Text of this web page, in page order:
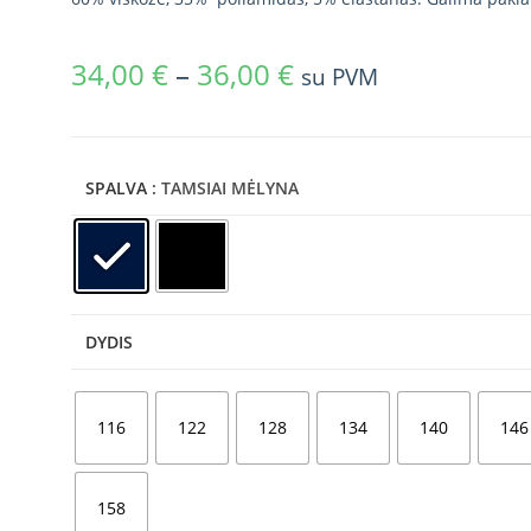
34,00 € – 36,00 € su PVM
SPALVA : TAMSIAI MĖLYNA
DYDIS
116 122 128 134 140 146
158